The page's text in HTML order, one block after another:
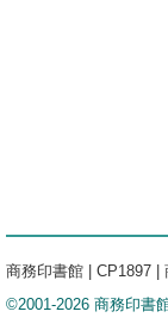
商務印書館 CP1897
©2001-2026 商務印書